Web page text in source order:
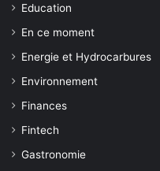
Education
En ce moment
Energie et Hydrocarbures
Environnement
Finances
Fintech
Gastronomie